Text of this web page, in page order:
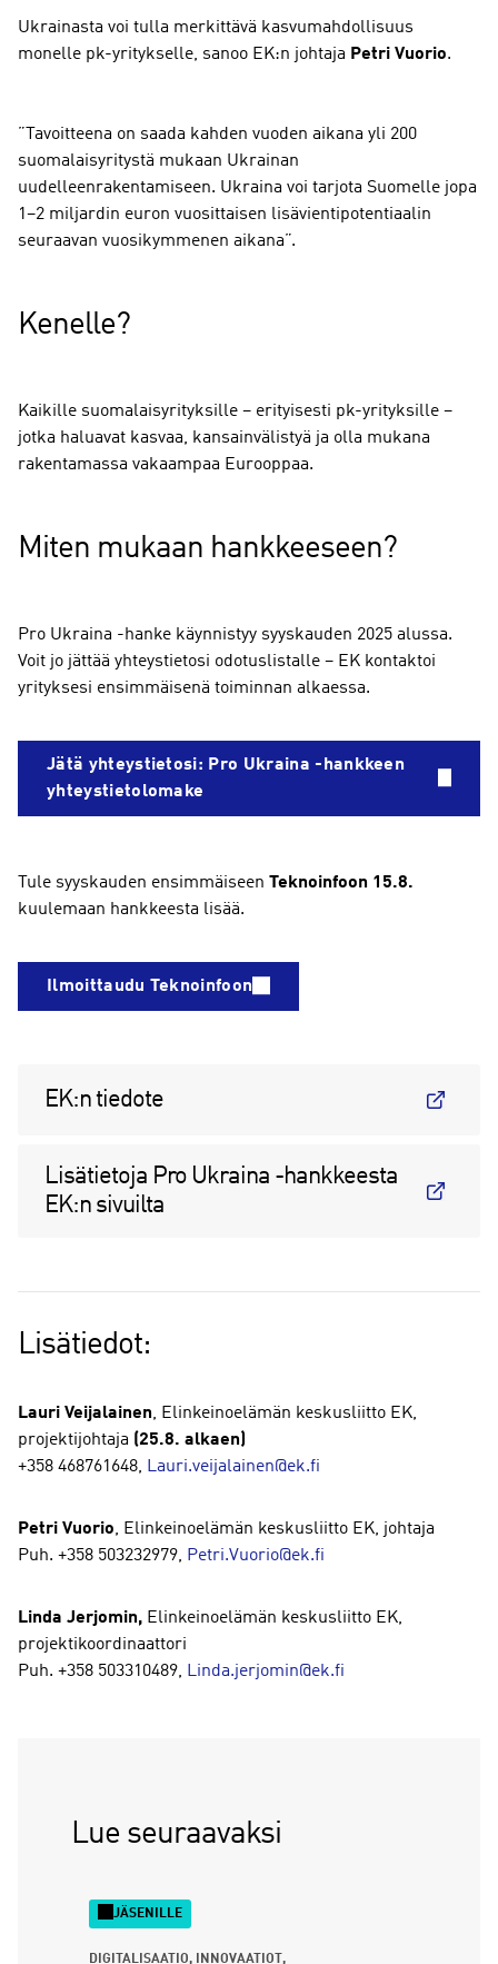
Ukrainasta voi tulla merkittävä kasvumahdollisuus
monelle pk-yritykselle, sanoo EK:n johtaja Petri Vuorio.
”Tavoitteena on saada kahden vuoden aikana yli 200
suomalaisyritystä mukaan Ukrainan
uudelleenrakentamiseen. Ukraina voi tarjota Suomelle jopa
1–2 miljardin euron vuosittaisen lisävientipotentiaalin
seuraavan vuosikymmenen aikana”.
Kenelle?
Kaikille suomalaisyrityksille – erityisesti pk-yrityksille –
jotka haluavat kasvaa, kansainvälistyä ja olla mukana
rakentamassa vakaampaa Eurooppaa.
Miten mukaan hankkeeseen?
Pro Ukraina -hanke käynnistyy syyskauden 2025 alussa.
Voit jo jättää yhteystietosi odotuslistalle – EK kontaktoi
yrityksesi ensimmäisenä toiminnan alkaessa.
Jätä yhteystietosi: Pro Ukraina -hankkeen
yhteystietolomake
Tule syyskauden ensimmäiseen Teknoinfoon 15.8.
kuulemaan hankkeesta lisää.
Ilmoittaudu Teknoinfoon
EK:n tiedote
Lisätietoja Pro Ukraina -hankkeesta
EK:n sivuilta
Lisätiedot:
Lauri Veijalainen, Elinkeinoelämän keskusliitto EK,
projektijohtaja (25.8. alkaen)
+358 468761648​, Lauri.veijalainen@ek.fi​
Petri Vuorio, Elinkeinoelämän keskusliitto EK, johtaja
Puh. +358 503232979, Petri.Vuorio@ek.fi
Linda Jerjomin, Elinkeinoelämän keskusliitto EK,
projektikoordinaattori
Puh. +358 503310489, Linda.jerjomin@ek.fi
Lue seuraavaksi
DIGITALISAATIO
INNOVAATIOT
JÄSENILLE